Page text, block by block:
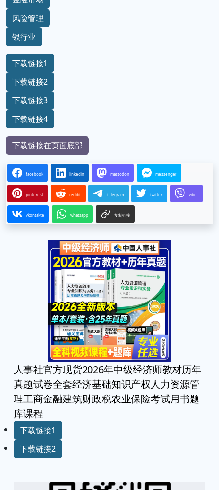
风险管理
银行业
下载链接1
下载链接2
下载链接3
下载链接4
下载链接在页面底部
facebook linkedin mastodon messenger
pinterest reddit telegram twitter viber
vkontakte whatsapp 复制链接
人事社官方现货2026年中级经济师教材历年
真题试卷全套经济基础知识产权人力资源管
理工商金融建筑财政税农业保险考试用书题
库课程
下载链接1
下载链接2